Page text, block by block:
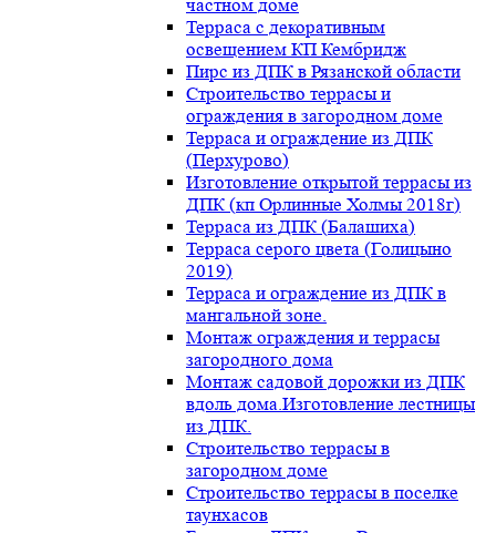
частном доме
Терраса с декоративным
освещением КП Кембридж
Пирс из ДПК в Рязанской области
Строительство террасы и
ограждения в загородном доме
Терраса и ограждение из ДПК
(Перхурово)
Изготовление открытой террасы из
ДПК (кп Орлинные Холмы 2018г)
Терраса из ДПК (Балашиха)
Терраса серого цвета (Голицыно
2019)
Терраса и ограждение из ДПК в
мангальной зоне.
Монтаж ограждения и террасы
загородного дома
Монтаж садовой дорожки из ДПК
вдоль дома.Изготовление лестницы
из ДПК.
Строительство террасы в
загородном доме
Строительство террасы в поселке
таунхасов